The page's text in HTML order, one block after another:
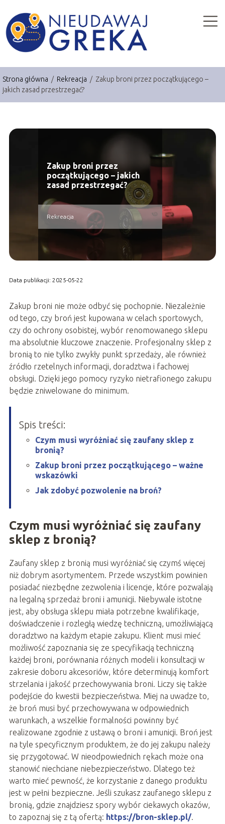
Strona główna / Rekreacja / Zakup broni przez początkującego –
jakich zasad przestrzegać?
Zakup broni przez
początkującego – jakich
zasad przestrzegać?
Rekreacja
Data publikacji: 2025-05-22
Zakup broni nie może odbyć się pochopnie. Niezależnie
od tego, czy broń jest kupowana w celach sportowych,
czy do ochrony osobistej, wybór renomowanego sklepu
ma absolutnie kluczowe znaczenie. Profesjonalny sklep z
bronią to nie tylko zwykły punkt sprzedaży, ale również
źródło rzetelnych informacji, doradztwa i fachowej
obsługi. Dzięki jego pomocy ryzyko nietrafionego zakupu
będzie zniwelowane do minimum.
Spis treści:
Czym musi wyróżniać się zaufany sklep z
bronią?
Zakup broni przez początkującego – ważne
wskazówki
Jak zdobyć pozwolenie na broń?
Czym musi wyróżniać się zaufany
sklep z bronią?
Zaufany sklep z bronią musi wyróżniać się czymś więcej
niż dobrym asortymentem. Przede wszystkim powinien
posiadać niezbędne zezwolenia i licencje, które pozwalają
na legalną sprzedaż broni i amunicji. Niebywale istotne
jest, aby obsługa sklepu miała potrzebne kwalifikacje,
doświadczenie i rozległą wiedzę techniczną, umożliwiającą
doradztwo na każdym etapie zakupu. Klient musi mieć
możliwość zapoznania się ze specyfikacją techniczną
każdej broni, porównania różnych modeli i konsultacji w
zakresie doboru akcesoriów, które determinują komfort
strzelania i jakość przechowywania broni. Liczy się także
podejście do kwestii bezpieczeństwa. Miej na uwadze to,
że broń musi być przechowywana w odpowiednich
warunkach, a wszelkie formalności powinny być
realizowane zgodnie z ustawą o broni i amunicji. Broń jest
na tyle specyficznym produktem, że do jej zakupu należy
się przygotować. W nieodpowiednich rękach może ona
stanowić niechciane niebezpieczeństwo. Dlatego też
warto mieć pewność, że korzystanie z danego produktu
jest w pełni bezpieczne. Jeśli szukasz zaufanego sklepu z
bronią, gdzie znajdziesz spory wybór ciekawych okazów,
to zapoznaj się z tą ofertą: https://bron-sklep.pl/.